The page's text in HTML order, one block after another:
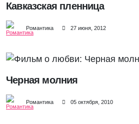
Кавказская пленница
Романтика 27 июня, 2012
Черная молния
Романтика 05 октября, 2010